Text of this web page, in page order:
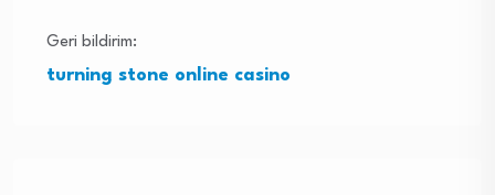
Geri bildirim:
turning stone online casino